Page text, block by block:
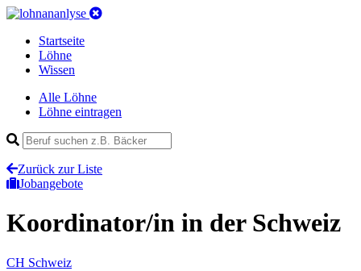
Startseite
Löhne
Wissen
Alle Löhne
Löhne eintragen
Zurück zur Liste
Jobangebote
Koordinator/in in der Schweiz
CH Schweiz